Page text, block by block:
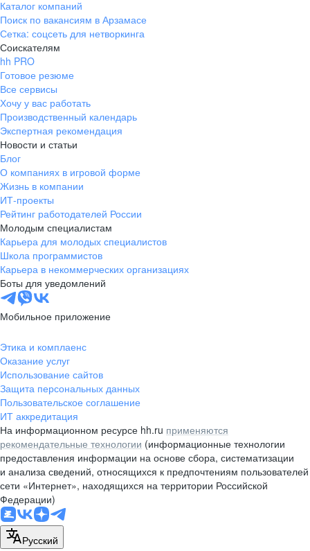
706 каб.
+7 861 205-55-57
pr@krd.hh.ru
Владивосток
пер. Ланинский д. 4, офис 3.4
+7 423 202-33-28
pr@dv.hh.ru
Новосибирск
ул. Большевистская, д. 35,
помещение 21
+7 383 207-94-64
pr@nsk.hh.ru
Минск
пр-т Дзержинского, д. 57,
10 этаж, помещение 45-1
pr@rabota.by
Алматы
пр. Абая, д. 151, БЦ Алатау,
12 этаж, офис 1209
+7 727 232-13-13
pr@headhunter.com.kz
Каталог компаний
Поиск по вакансиям в Арзамасе
Сетка: соцсеть для нетворкинга
Соискателям
hh PRO
Готовое резюме
Все сервисы
Хочу у вас работать
Производственный календарь
Экспертная рекомендация
Новости и статьи
Блог
О компаниях в игровой форме
Жизнь в компании
ИТ-проекты
Рейтинг работодателей России
Молодым специалистам
Карьера для молодых специалистов
Школа программистов
Карьера в некоммерческих организациях
Боты для уведомлений
Мобильное приложение
Этика и комплаенс
Оказание услуг
Использование сайтов
Защита персональных данных
Пользовательское соглашение
ИТ аккредитация
На информационном ресурсе hh.ru применяются
рекомендательные технологии (информационные технологии
предоставления информации на основе сбора, систематизации
и анализа сведений, относящихся к предпочтениям пользователей
сети «Интернет», находящихся на территории Российской
Федерации)
Русский